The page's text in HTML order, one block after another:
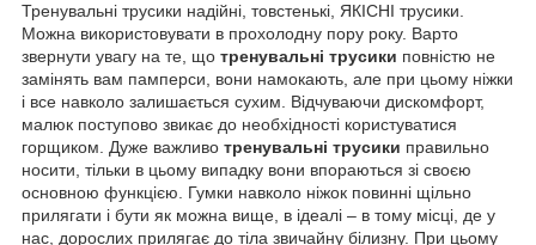
Тренувальні трусики надійні, товстенькі, ЯКІСНІ трусики.
Можна використовувати в прохолодну пору року. Варто
звернути увагу на те, що тренувальні трусики повністю не
замінять вам памперси, вони намокають, але при цьому ніжки
і все навколо залишається сухим. Відчуваючи дискомфорт,
малюк поступово звикає до необхідності користуватися
горщиком. Дуже важливо тренувальні трусики правильно
носити, тільки в цьому випадку вони впораються зі своєю
основною функцією. Гумки навколо ніжок повинні щільно
прилягати і бути як можна вище, в ідеалі – в тому місці, де у
нас, дорослих прилягає до тіла звичайну білизну. При цьому